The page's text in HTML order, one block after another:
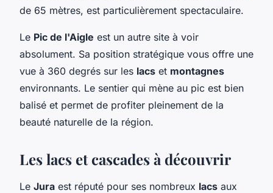
de 65 mètres, est particulièrement spectaculaire.
Le Pic de l'Aigle est un autre site à voir
absolument. Sa position stratégique vous offre une
vue à 360 degrés sur les lacs et montagnes
environnants. Le sentier qui mène au pic est bien
balisé et permet de profiter pleinement de la
beauté naturelle de la région.
Les lacs et cascades à découvrir
Le Jura est réputé pour ses nombreux lacs aux